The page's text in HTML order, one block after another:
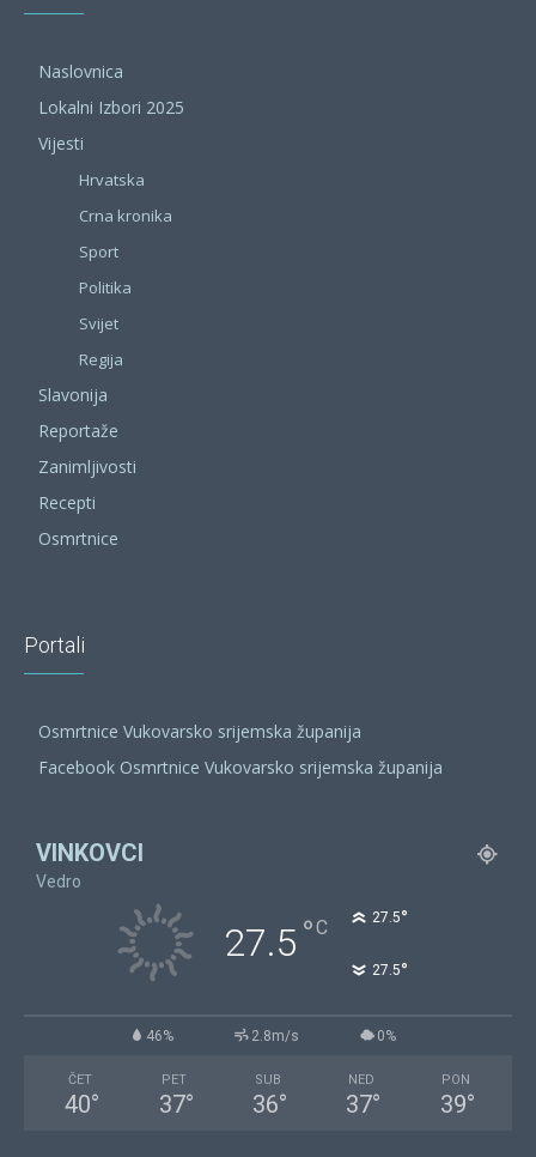
Naslovnica
Lokalni Izbori 2025
Vijesti
Hrvatska
Crna kronika
Sport
Politika
Svijet
Regija
Slavonija
Reportaže
Zanimljivosti
Recepti
Osmrtnice
Portali
Osmrtnice Vukovarsko srijemska županija
Facebook Osmrtnice Vukovarsko srijemska županija
VINKOVCI
Vedro
27.5 °C 27.5°
27.5°
46% 2.8m/s 0%
ČET
40°
PET
37°
SUB
36°
NED
37°
PON
39°